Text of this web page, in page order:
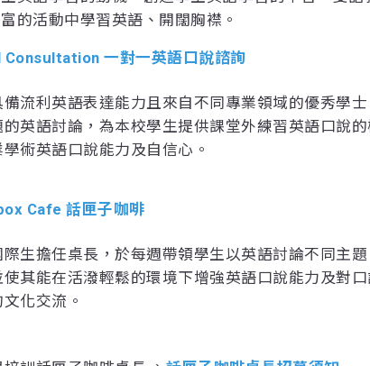
的活動中學習英語、開闊胸襟。
一對一英語口說諮詢
備流利英語表達能力且來自不同專業領域的優秀學
的英語討論，為本校學生提供課堂外練習英語口說
術英語口說能力及自信心。
Cafe 話匣子咖啡
際生擔任桌長，於每週帶領學生以英語討論不同主
使其能在活潑輕鬆的環境下增強英語口說能力及對
化交流。